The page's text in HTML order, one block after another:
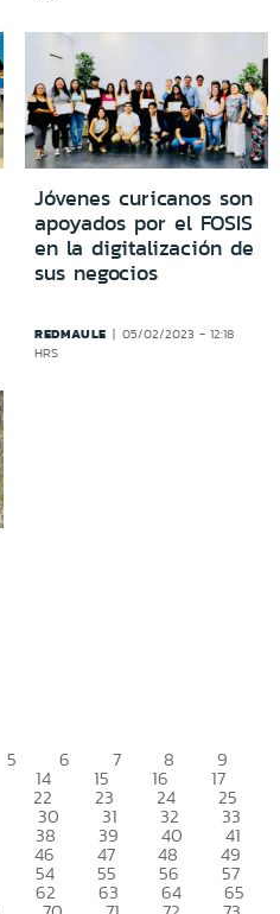
Jóvenes curicanos son
apoyados por el FOSIS
en la digitalización de
sus negocios
REDMAULE
05/02/2023 - 12:18
HRS
5 6 7 8 9
14 15 16 17
22 23 24 25
30 31 32 33
38 39 40 41
46 47 48 49
54 55 56 57
62 63 64 65